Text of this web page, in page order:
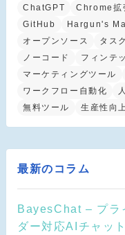
ChatGPT
Chrome拡
GitHub
Hargun's
オープンソース
タス
ノーコード
フィンテ
マーケティングツール
ワークフロー自動化
無料ツール
生産性向上
最新のコラム
BayesChat – プラ
ダー対応AIチャッ